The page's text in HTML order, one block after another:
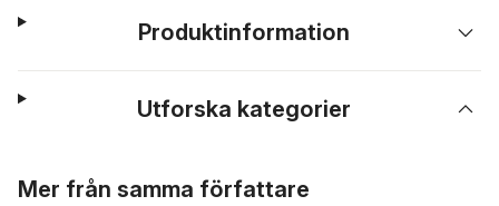
Produktinformation
Utforska kategorier
Mer från samma författare